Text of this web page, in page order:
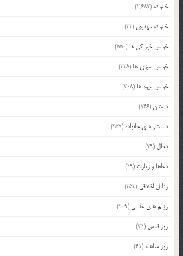
خانواده (2,682)
خانواده مهدوی (22)
خواص خوراکی ها (550)
خواص سبزی ها (228)
خواص میوه ها (308)
داستان(146)
دانستنی‌های خانواده (357)
دجال (29)
دعاها و زیارت (19)
رذایل اخلاقی (252)
رژیم های غذایی (209)
روز قدس (31)
روز مباهله (41)